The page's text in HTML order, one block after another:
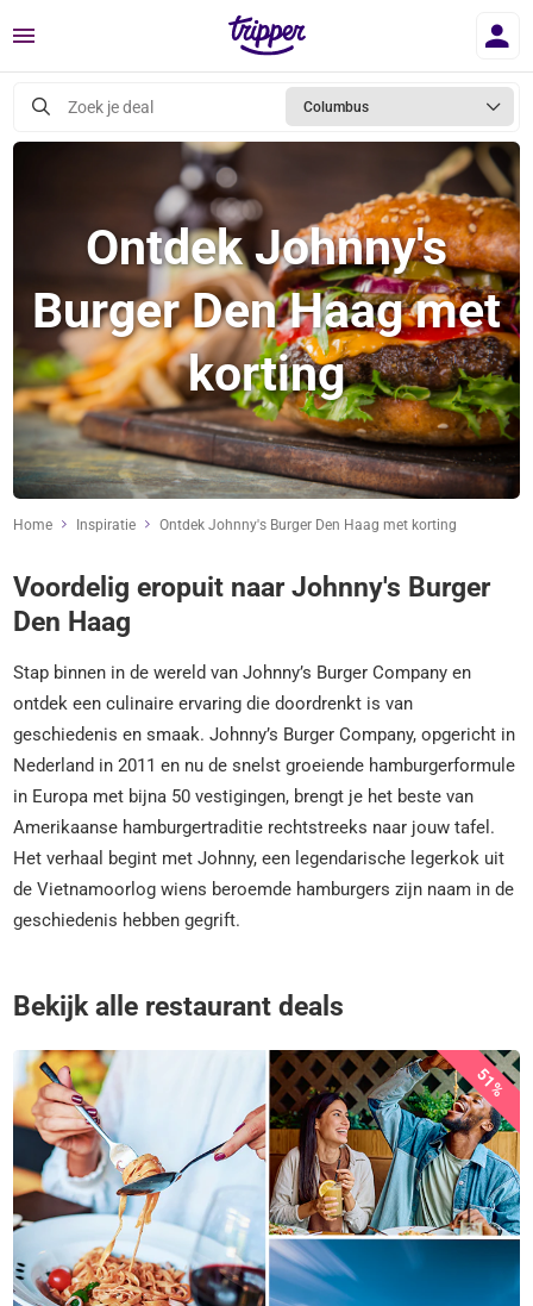
Menu
Zoek je deal Columbus
Ontdek Johnny's
Burger Den Haag met
korting
Home Inspiratie Ontdek Johnny's Burger Den Haag met korting
Voordelig eropuit naar Johnny's Burger
Den Haag
Stap binnen in de wereld van Johnny’s Burger Company en
ontdek een culinaire ervaring die doordrenkt is van
geschiedenis en smaak. Johnny’s Burger Company, opgericht in
Nederland in 2011 en nu de snelst groeiende hamburgerformule
in Europa met bijna 50 vestigingen, brengt je het beste van
Amerikaanse hamburgertraditie rechtstreeks naar jouw tafel.
Het verhaal begint met Johnny, een legendarische legerkok uit
de Vietnamoorlog wiens beroemde hamburgers zijn naam in de
geschiedenis hebben gegrift.
Bekijk alle restaurant deals
51%